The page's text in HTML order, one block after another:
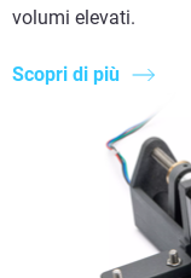
volumi elevati.
Scopri di più